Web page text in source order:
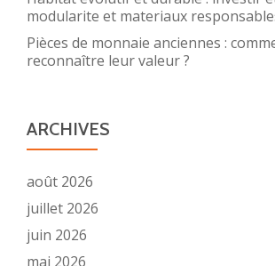
modularite et materiaux
Pièces de monnaie anciennes :
reconnaître leur valeur ?
ARCHIVES
août 2026
juillet 2026
juin 2026
mai 2026